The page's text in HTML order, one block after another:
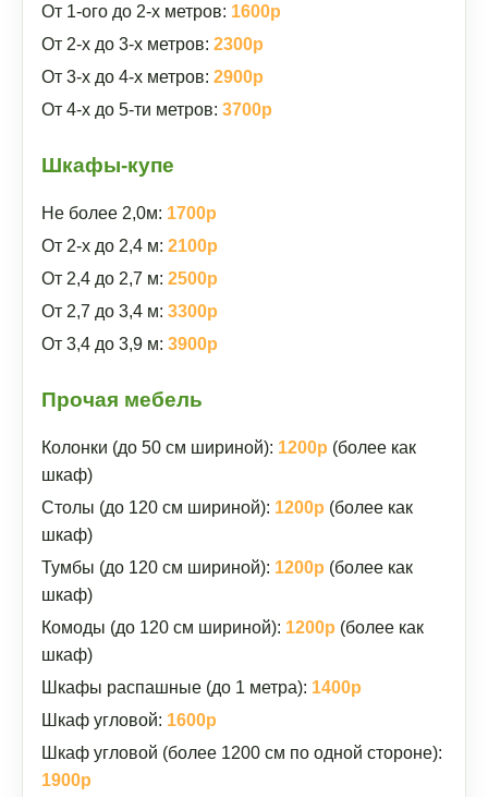
От 1-ого до 2-х метров: 1600р
От 2-х до 3-х метров: 2300р
От 3-х до 4-х метров: 2900р
От 4-х до 5-ти метров: 3700р
Шкафы-купе
Не более 2,0м: 1700р
От 2-х до 2,4 м: 2100р
От 2,4 до 2,7 м: 2500р
От 2,7 до 3,4 м: 3300р
От 3,4 до 3,9 м: 3900р
Прочая мебель
Колонки (до 50 см шириной): 1200р (более как
шкаф)
Столы (до 120 см шириной): 1200р (более как
шкаф)
Тумбы (до 120 см шириной): 1200р (более как
шкаф)
Комоды (до 120 см шириной): 1200р (более как
шкаф)
Шкафы распашные (до 1 метра): 1400р
Шкаф угловой: 1600р
Шкаф угловой (более 1200 см по одной стороне):
1900р